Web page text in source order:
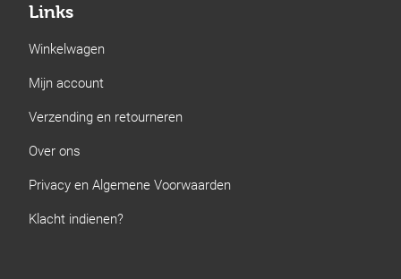
Links
Winkelwagen
Mijn account
Verzending en retourneren
Over ons
Privacy en Algemene Voorwaarden
Klacht indienen?